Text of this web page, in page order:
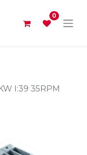
0
I:39 35RPM